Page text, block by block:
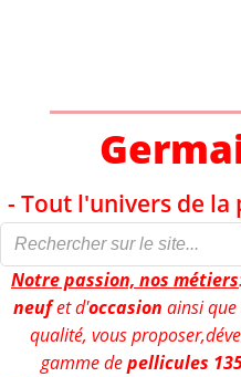
- Tout l'univers de la
Notre passion, nos métiers
neufet d'occasion ainsi que
qualité, vous
gamme depellicules